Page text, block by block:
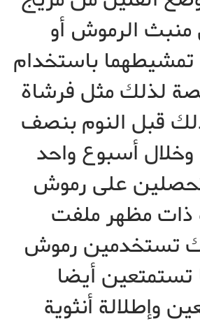
منبث الرموش أو
باستخدام
لذلك مثل فرشاة
قبل النوم بنصف
وخلال أسبوع واحد
على رموش
ذات مظهر ملفت
تستخدمين رموش
تستمتعين أيضا
وإطلالة أنثوية